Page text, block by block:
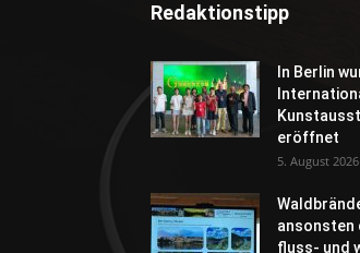
Redaktionstipp
In Berlin
eröffnet
5. August 2026
ansonsten
fluss- und